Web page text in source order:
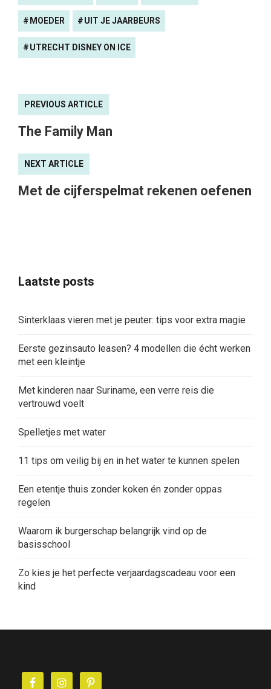
MOEDER UIT JE JAARBEURS
UTRECHT DISNEY ON ICE
PREVIOUS ARTICLE
The Family Man
NEXT ARTICLE
Met de cijferspelmat rekenen oefenen
Laatste posts
Sinterklaas vieren met je peuter: tips voor extra magie
Eerste gezinsauto leasen? 4 modellen die écht werken
met een kleintje
Met kinderen naar Suriname, een verre reis die
vertrouwd voelt
Spelletjes met water
11 tips om veilig bij en in het water te kunnen spelen
Een etentje thuis zonder koken én zonder oppas
regelen
Waarom ik burgerschap belangrijk vind op de
basisschool
Zo kies je het perfecte verjaardagscadeau voor een
kind